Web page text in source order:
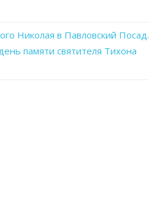
Николая в Павловский Посад.
памяти святителя Тихона